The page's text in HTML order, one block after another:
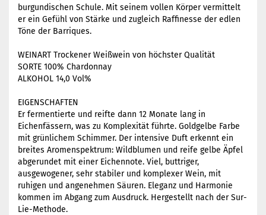
burgundischen Schule. Mit seinem vollen Körper vermittelt
er ein Gefühl von Stärke und zugleich Raffinesse der edlen
Töne der Barriques.
WEINART Trockener Weißwein von höchster Qualität
SORTE 100% Chardonnay
ALKOHOL 14,0 Vol%
EIGENSCHAFTEN
Er fermentierte und reifte dann 12 Monate lang in
Eichenfässern, was zu Komplexität führte. Goldgelbe Farbe
mit grünlichem Schimmer. Der intensive Duft erkennt ein
breites Aromenspektrum: Wildblumen und reife gelbe Äpfel
abgerundet mit einer Eichennote. Viel, buttriger,
ausgewogener, sehr stabiler und komplexer Wein, mit
ruhigen und angenehmen Säuren. Eleganz und Harmonie
kommen im Abgang zum Ausdruck. Hergestellt nach der Sur-
Lie-Methode.